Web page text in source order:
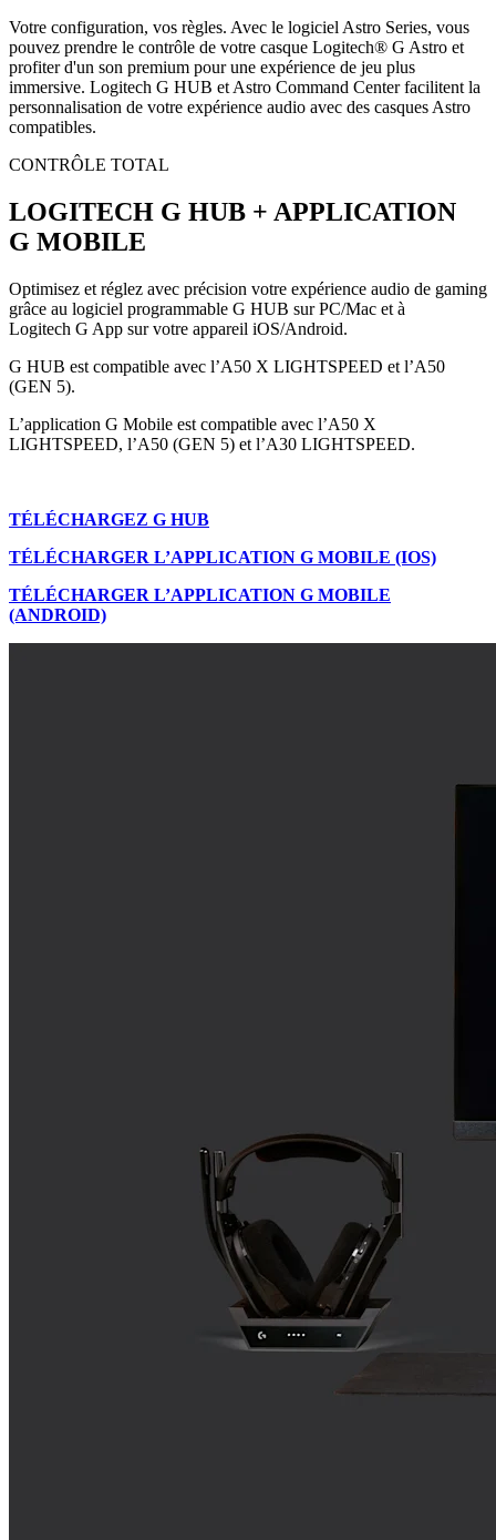
Votre configuration, vos règles. Avec le logiciel Astro Series, vous
pouvez prendre le contrôle de votre casque Logitech® G Astro et
profiter d'un son premium pour une expérience de jeu plus
immersive. Logitech G HUB et Astro Command Center facilitent la
personnalisation de votre expérience audio avec des casques Astro
compatibles.
CONTRÔLE TOTAL
LOGITECH G HUB + APPLICATION
G MOBILE
Optimisez et réglez avec précision votre expérience audio de gaming
grâce au logiciel programmable G HUB sur PC/Mac et à
Logitech G App sur votre appareil iOS/Android.
G HUB est compatible avec l’A50 X LIGHTSPEED et l’A50
(GEN 5).
L’application G Mobile est compatible avec l’A50 X
LIGHTSPEED, l’A50 (GEN 5) et l’A30 LIGHTSPEED.
TÉLÉCHARGEZ G HUB
TÉLÉCHARGER L’APPLICATION G MOBILE (IOS)
TÉLÉCHARGER L’APPLICATION G MOBILE
(ANDROID)